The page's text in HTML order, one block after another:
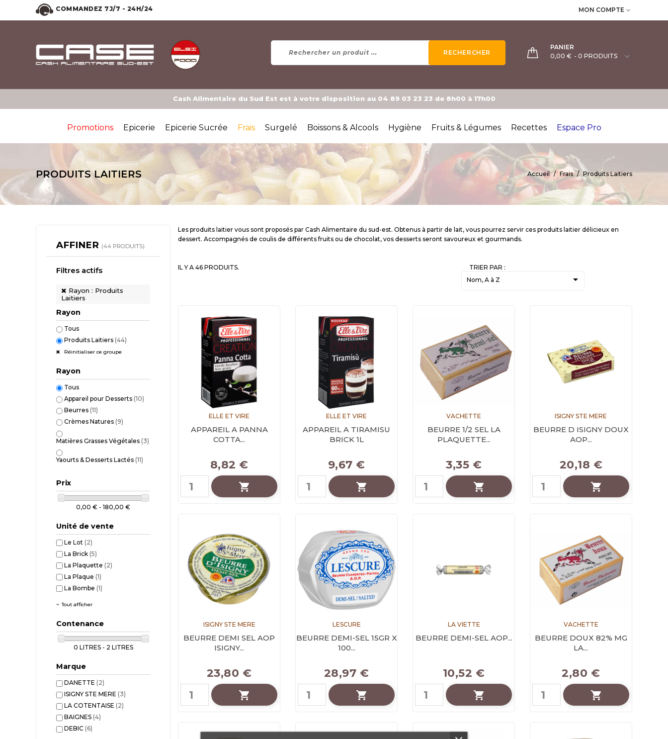
COMMANDEZ 7J/7 - 24H/24 MON COMPTE 
PANIER
0,00 € - 0 PRODUITS 
RECHERCHER
Cash Alimentaire du Sud Est est à votre disposition au 04 89 03 23 23 de 8h00 à 17h00
Promotions Epicerie Epicerie Sucrée Frais Surgelé Boissons & Alcools Hygiène Fruits & Légumes Recettes Espace Pro
PRODUITS LAITIERS Accueil Frais Produits Laitiers
AFFINER (44 PRODUITS)
Filtres actifs
Rayon : Produits
Laitiers
Rayon
Tous
Produits Laitiers (44)
Réinitialiser ce groupe
Rayon
Tous
Appareil pour Desserts (10)
Beurres (11)
Crèmes Natures (9)
Matières Grasses Végétales (3)
Yaourts & Desserts Lactés (11)
Prix
0,00 € - 180,00 €
Unité de vente
Le Lot (2)
La Brick (5)
La Plaquette (2)
La Plaque (1)
La Bombe (1)
Tout afficher
Contenance
0 LITRES - 2 LITRES
Marque
DANETTE (2)
ISIGNY STE MERE (3)
LA COTENTAISE (2)
BAIGNES (4)
DEBIC (6)
Les produits laitier vous sont proposés par Cash Alimentaire du sud-est. Obtenus à partir de lait, vous pourrez servir ces produits laitier délicieux en
dessert. Accompagnés de coulis de différents fruits ou de chocolat, vos desserts seront savoureux et gourmands.
IL Y A 46 PRODUITS.
TRIER PAR :
Nom, A à Z

ELLE ET VIRE
APPAREIL A PANNA
COTTA...
8,82 €

ELLE ET VIRE
APPAREIL A TIRAMISU
BRICK 1L
9,67 €

VACHETTE
BEURRE 1/2 SEL LA
PLAQUETTE...
3,35 €

ISIGNY STE MERE
BEURRE D ISIGNY DOUX
AOP...
20,18 €

ISIGNY STE MERE
BEURRE DEMI SEL AOP
ISIGNY...
23,80 €

LESCURE
BEURRE DEMI-SEL 15GR X
100...
28,97 €

LA VIETTE
BEURRE DEMI-SEL AOP...
10,52 €

VACHETTE
BEURRE DOUX 82% MG
LA...
2,80 €
